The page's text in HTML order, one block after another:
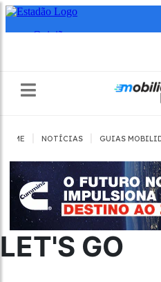
HOME NOTÍCIAS GUIAS
LET'S GO